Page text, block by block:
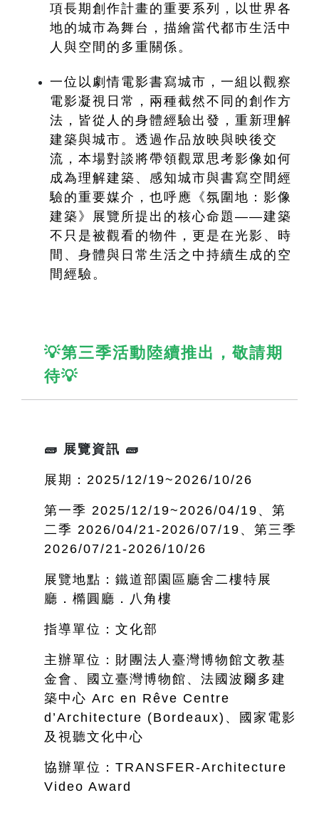
項長期創作計畫的重要系列，以世界各
地的城市為舞台，描繪當代都市生活中
人與空間的多重關係。
一位以劇情電影書寫城市，一組以觀察
電影凝視日常，兩種截然不同的創作方
法，皆從人的身體經驗出發，重新理解
建築與城市。透過作品放映與映後交
流，本場對談將帶領觀眾思考影像如何
成為理解建築、感知城市與書寫空間經
驗的重要媒介，也呼應《氛圍地：影像
建築》展覽所提出的核心命題——建築
不只是被觀看的物件，更是在光影、時
間、身體與日常生活之中持續生成的空
間經驗。
💡第三季活動陸續推出，敬請期
待💡
🧱 展覽資訊 🧱
展期：2025/12/19~2026/10/26
第一季 2025/12/19~ 2026/04/19、第
二季 2026/04/21-2026/07/19、第三季
2026/07/21-2026/10/26
展覽地點：鐵道部園區廳舍二樓特展
廳．橢圓廳．八角樓
指導單位：文化部
主辦單位：財團法人臺灣博物館文教基
金會、國立臺灣博物館、法國波爾多建
築中心 Arc en Rêve Centre
d’Architecture (Bordeaux)、國家電影
及視聽文化中心
協辦單位：TRANSFER-Architecture
Video Award